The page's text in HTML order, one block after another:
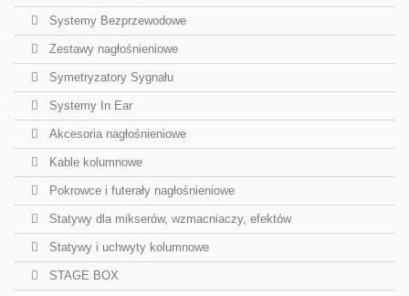
Systemy Bezprzewodowe
Zestawy nagłośnieniowe
Symetryzatory Sygnału
Systemy In Ear
Akcesoria nagłośnieniowe
Kable kolumnowe
Pokrowce i futerały nagłośnieniowe
Statywy dla mikserów, wzmacniaczy, efektów
Statywy i uchwyty kolumnowe
STAGE BOX